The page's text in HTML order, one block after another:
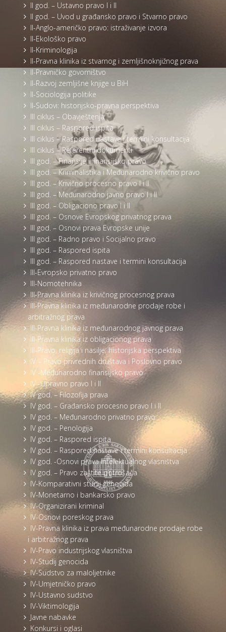
II god. – Ustavno pravo I i II
II god. – Uvod u građansko pravo i Stvarno pravo
II-Anglo-američko pravo: istraživanje izvora
II-Ekološko pravo
II-Kriminologija
II-Pravna klinika iz stvarnog i zemljišnoknjižnog prava
II-Pravničko govorništvo
II-Razvoj zemljišne knjige u BiH
II-Sociologija politike
II-Sudovi: historijsko-pravna perspektiva
III ciklus – Obavještenja
III ciklus – Raspored ispita
III ciklus – Raspored nastave i termini konsultacija
III ciklus – Referentni dokumenti
III god. – Finansije i finansijsko pravo
III god. – Kriminalistika i Međunarodno krivično pravo
III god. – Krivično procesno pravo I i II
III god. – Međunarodno javno pravo I i II
III god. – Obligaciono pravo I i II
III god. – Osnove Evropskog privatnog prava
III god. – Osnovi prava Evropske unije
III god. – Radno pravo i Socijalno pravo
III god. – Raspored ispita
III god. – Raspored nastave i termini konsultacija
III-Evropsko privatno pravo
III-Nomotehnika
III-Pravna klinika iz krivičnog procesnog prava
III-Pravna klinika iz međunarodne prodaje robe i
arbitražnog prava
III-Pravna klinika iz međunarodnog javnog prava
III-Pravna klinika iz obligacionog prava
III-Pravo, religija i nasilje: historijska perspektiva
IV – Pravo privrednih društava i Poslovno pravo
IV -Međunarodno finansijsko pravo
IV -Upravno pravo I i II
IV god. – Filozofija prava
IV god. – Građansko procesno pravo I i II
IV god. – Međunarodno privatno pravo
IV god. – Penologija
IV god. – Raspored ispita
IV god. – Raspored nastave i termini konsultacija
IV god. -Osnovi prava intelektualnog vlasništva
IV god. – Pravo zaštite potrošača
IV-Komparativni studij genocida
IV-Monetarno i bankarsko pravo
IV-Organizirani kriminal
IV-Osnovi poreskog prava
IV-Pravna klinika iz prava međunarodne prodaje robe
i arbitražnog prava
IV-Pravo industrijskog vlasništva
IV-Studij genocida
IV-Sudstvo za maloljetnike
IV-Umjetničko pravo
IV-Ustavno sudstvo
IV-Viktimologija
Javne nabavke
Konkursi i oglasi